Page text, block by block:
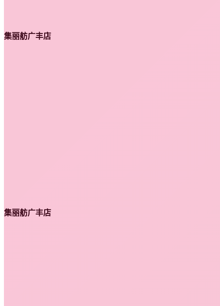
集丽舫广丰店
集丽舫广丰店